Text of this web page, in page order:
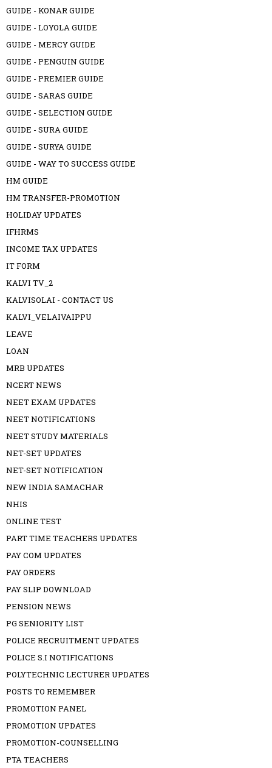
GUIDE - KONAR GUIDE
GUIDE - LOYOLA GUIDE
GUIDE - MERCY GUIDE
GUIDE - PENGUIN GUIDE
GUIDE - PREMIER GUIDE
GUIDE - SARAS GUIDE
GUIDE - SELECTION GUIDE
GUIDE - SURA GUIDE
GUIDE - SURYA GUIDE
GUIDE - WAY TO SUCCESS GUIDE
HM GUIDE
HM TRANSFER-PROMOTION
HOLIDAY UPDATES
IFHRMS
INCOME TAX UPDATES
IT FORM
KALVI TV_2
KALVISOLAI - CONTACT US
KALVI_VELAIVAIPPU
LEAVE
LOAN
MRB UPDATES
NCERT NEWS
NEET EXAM UPDATES
NEET NOTIFICATIONS
NEET STUDY MATERIALS
NET-SET UPDATES
NET-SET NOTIFICATION
NEW INDIA SAMACHAR
NHIS
ONLINE TEST
PART TIME TEACHERS UPDATES
PAY COM UPDATES
PAY ORDERS
PAY SLIP DOWNLOAD
PENSION NEWS
PG SENIORITY LIST
POLICE RECRUITMENT UPDATES
POLICE S.I NOTIFICATIONS
POLYTECHNIC LECTURER UPDATES
POSTS TO REMEMBER
PROMOTION PANEL
PROMOTION UPDATES
PROMOTION-COUNSELLING
PTA TEACHERS